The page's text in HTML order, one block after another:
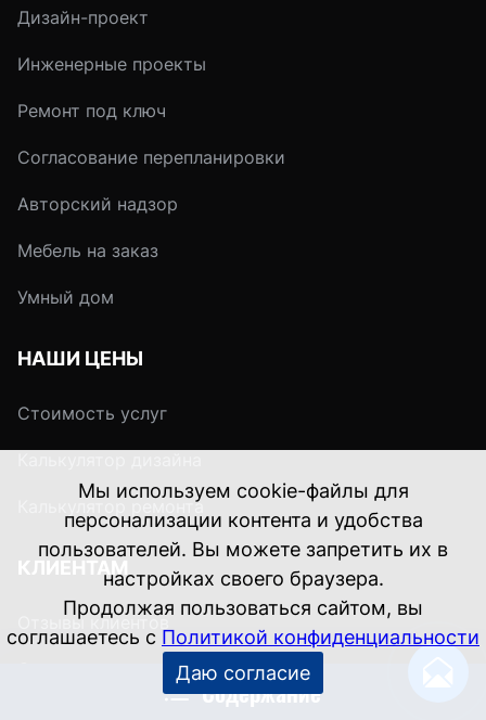
Содержание
Дизайн-проект
Инженерные проекты
Ремонт под ключ
Согласование перепланировки
Авторский надзор
Мебель на заказ
Умный дом
НАШИ ЦЕНЫ
Стоимость услуг
Калькулятор ремонта
КЛИЕНТАМ
Отзывы клиентов
Страхование ремонта
Мы используем cookie-файлы для
персонализации контента и удобства
пользователей. Вы можете запретить их в
настройках своего браузера.
Продолжая пользоваться сайтом, вы
соглашаетесь с Политикой конфиденциальности
Даю согласие